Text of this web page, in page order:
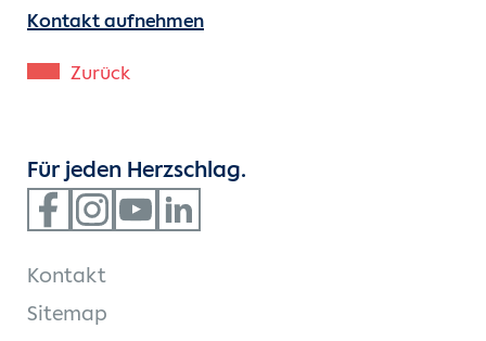
Herzatlas
Über uns
Kontakt
Kontakt aufnehmen
Zurück
Für jeden Herzschlag.
Kontakt
Sitemap